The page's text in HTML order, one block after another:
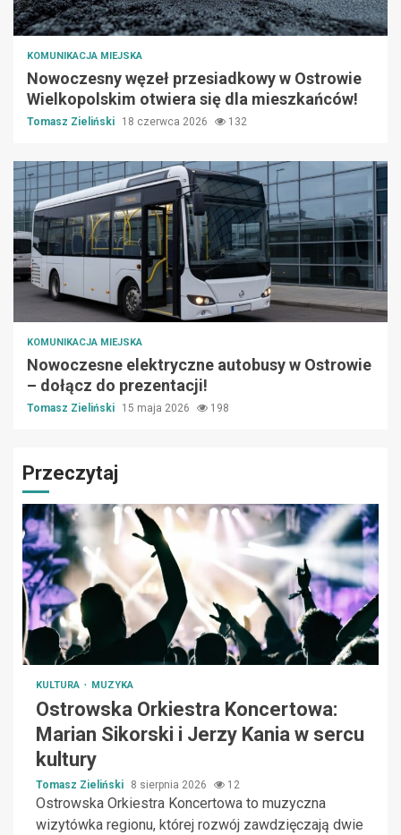
KOMUNIKACJA MIEJSKA
Nowoczesny węzeł przesiadkowy w Ostrowie
Wielkopolskim otwiera się dla mieszkańców!
Tomasz Zieliński 18 czerwca 2026 132
KOMUNIKACJA MIEJSKA
Nowoczesne elektryczne autobusy w Ostrowie
– dołącz do prezentacji!
Tomasz Zieliński 15 maja 2026 198
Przeczytaj
KULTURA MUZYKA
Ostrowska Orkiestra Koncertowa:
Marian Sikorski i Jerzy Kania w sercu
kultury
Tomasz Zieliński 8 sierpnia 2026 12
Ostrowska Orkiestra Koncertowa to muzyczna
wizytówka regionu, której rozwój zawdzięczają dwie